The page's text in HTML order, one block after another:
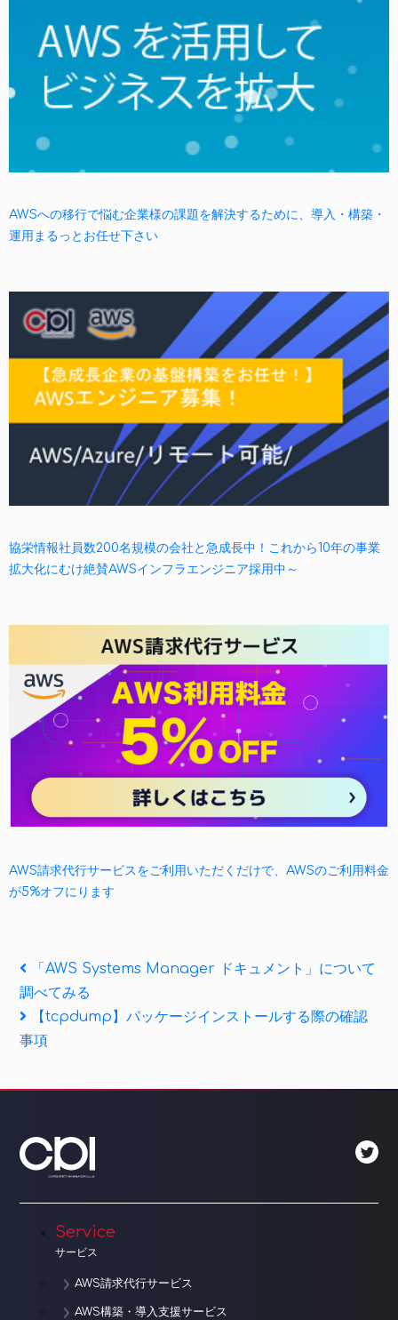
AWSへの移行で悩む企業様の課題を解決するために、導入・構築・
運用まるっとお任せ下さい
協栄情報社員数200名規模の会社と急成長中！これから10年の事業
拡大化にむけ絶賛AWSインフラエンジニア採用中～
AWS請求代行サービスをご利用いただくだけで、AWSのご利用料金
が5%オフにります
投
稿
ナ
ー
シ
ョ
ン
Previous
Post
「AWS Systems Manager ドキュメント」について
調べてみる
Next
Post
【tcpdump】パッケージインストールする際の確認
事項
Service
サービス
AWS請求代行サービス
AWS構築・導入支援サービス